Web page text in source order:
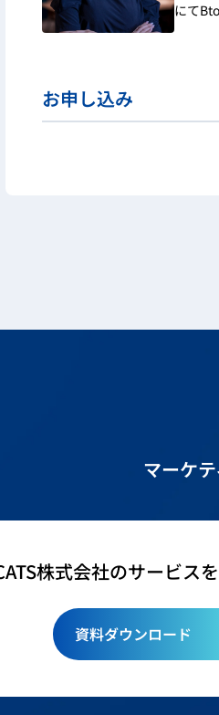
にて
お申し込み
マーケ
株式会社のサービス
資料ダウンロード